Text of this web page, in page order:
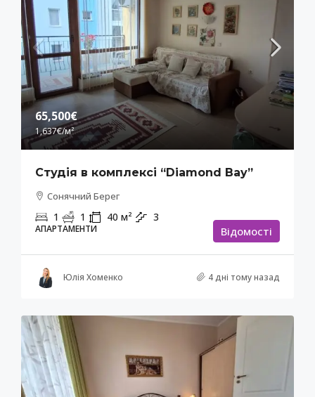
65,500€
1,637€/м²
Студія в комплексі “Diamond Bay”
Сонячний Берег
1 1 40 м² 3
АПАРТАМЕНТИ Відомості
Юлія Хоменко 4 дні тому назад